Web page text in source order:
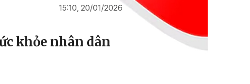
15:10, 20/01/2026
khỏe nhân dân